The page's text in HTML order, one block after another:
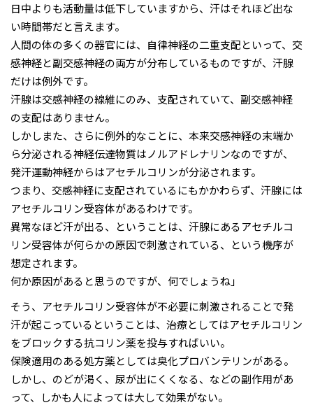
日中よりも活動量は低下していますから、汗はそれほど出な
い時間帯だと言えます。
人間の体の多くの器官には、自律神経の二重支配といって、交
感神経と副交感神経の両方が分布しているものですが、汗腺
だけは例外です。
汗腺は交感神経の線維にのみ、支配されていて、副交感神経
の支配はありません。
しかしまた、さらに例外的なことに、本来交感神経の末端か
ら分泌される神経伝達物質はノルアドレナリンなのですが、
発汗運動神経からはアセチルコリンが分泌されます。
つまり、交感神経に支配されているにもかかわらず、汗腺には
アセチルコリン受容体があるわけです。
異常なほど汗が出る、ということは、汗腺にあるアセチルコ
リン受容体が何らかの原因で刺激されている、という機序が
想定されます。
何か原因があると思うのですが、何でしょうね」
そう、アセチルコリン受容体が不必要に刺激されることで発
汗が起こっているということは、治療としてはアセチルコリン
をブロックする抗コリン薬を投与すればいい。
保険適用のある処方薬としては臭化プロバンテリンがある。
しかし、のどが渇く、尿が出にくくなる、などの副作用があ
って、しかも人によっては大して効果がない。